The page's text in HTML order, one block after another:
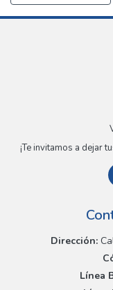
¡Te invitamos a dejar
Dirección:
Línea